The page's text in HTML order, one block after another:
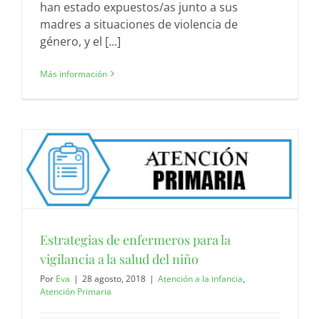
han estado expuestos/as junto a sus
madres a situaciones de violencia de
género, y el [...]
Más información
Estrategias de enfermeros para la
vigilancia a la salud del niño
Por Eva | 28 agosto, 2018 | Atención a la infancia,
Atención Primaria